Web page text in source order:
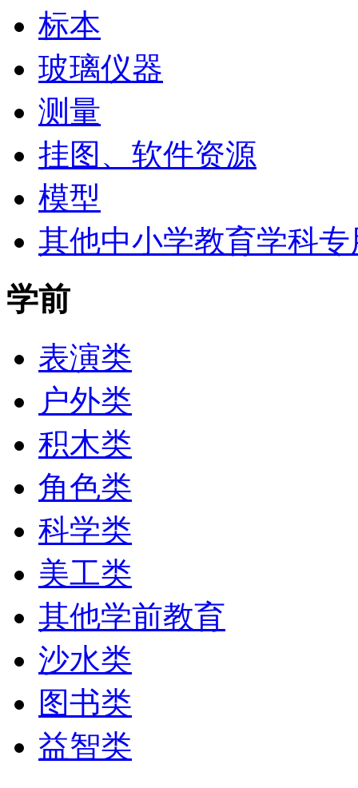
标本
玻璃仪器
测量
挂图、软件资源
模型
其他中小学教育学科
学前
表演类
户外类
积木类
角色类
科学类
美工类
其他学前教育
沙水类
图书类
益智类